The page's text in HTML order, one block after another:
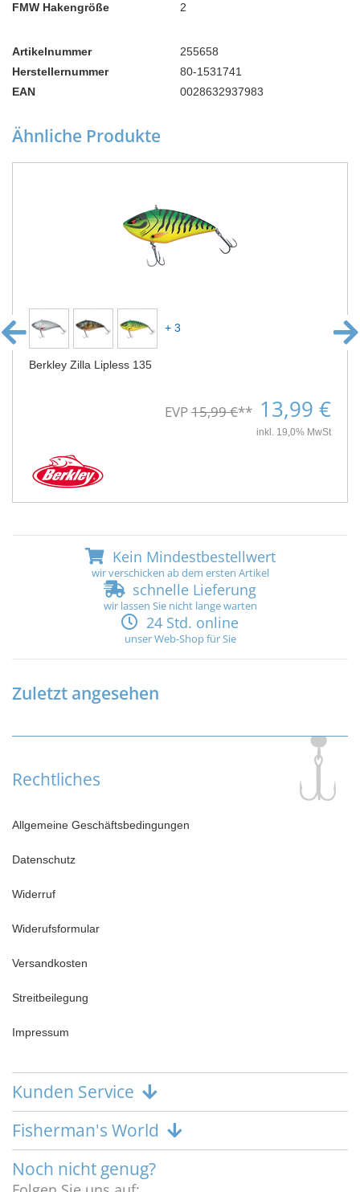
FMW Hakengröße
2
Artikelnummer
255658
Herstellernummer
80-1531741
EAN
0028632937983
Ähnliche Produkte
+ 3
Berkley Zilla Lipless 135
EVP15,99 €** 13,99 €
inkl. 19,0% MwSt
Kein Mindestbestellwert
wir verschicken ab dem ersten Artikel
schnelle Lieferung
wir lassen Sie nicht lange warten
24 Std. online
unser Web-Shop für Sie
Zuletzt angesehen
Rechtliches
Allgemeine Geschäftsbedingungen
Datenschutz
Widerruf
Widerufsformular
Versandkosten
Streitbeilegung
Impressum
Kunden Service
Fisherman's World
Noch nicht genug?